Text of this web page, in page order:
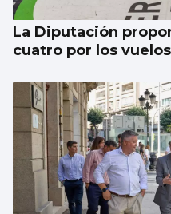
La Diputación
cuatro por los vuelos